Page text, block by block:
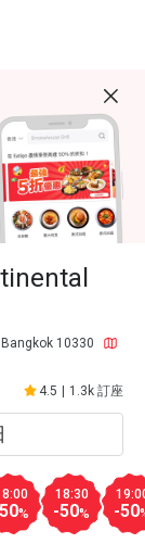
10330
4.5 1.3k 訂座
%
18:30
-50% -50